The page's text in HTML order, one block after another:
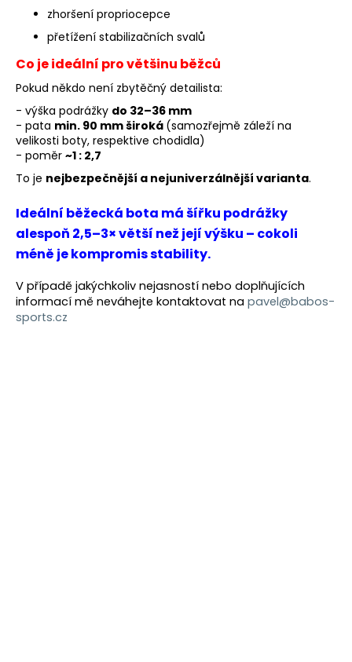
zhoršení propriocepce
přetížení stabilizačních svalů
Co je ideální pro většinu běžců
Pokud někdo není zbytěčný detailista:
- výška podrážky do 32–36 mm
- pata min. 90 mm široká (samozřejmě záleží na
velikosti boty, respektive chodidla)
- poměr ~1 : 2,7
To je nejbezpečnější a nejuniverzálnější varianta.
Ideální běžecká bota má šířku podrážky
alespoň 2,5–3× větší než její výšku – cokoli
méně je kompromis stability.
V případě jakýchkoliv nejasností nebo doplňujících
informací mě neváhejte kontaktovat na pavel@babos-
sports.cz